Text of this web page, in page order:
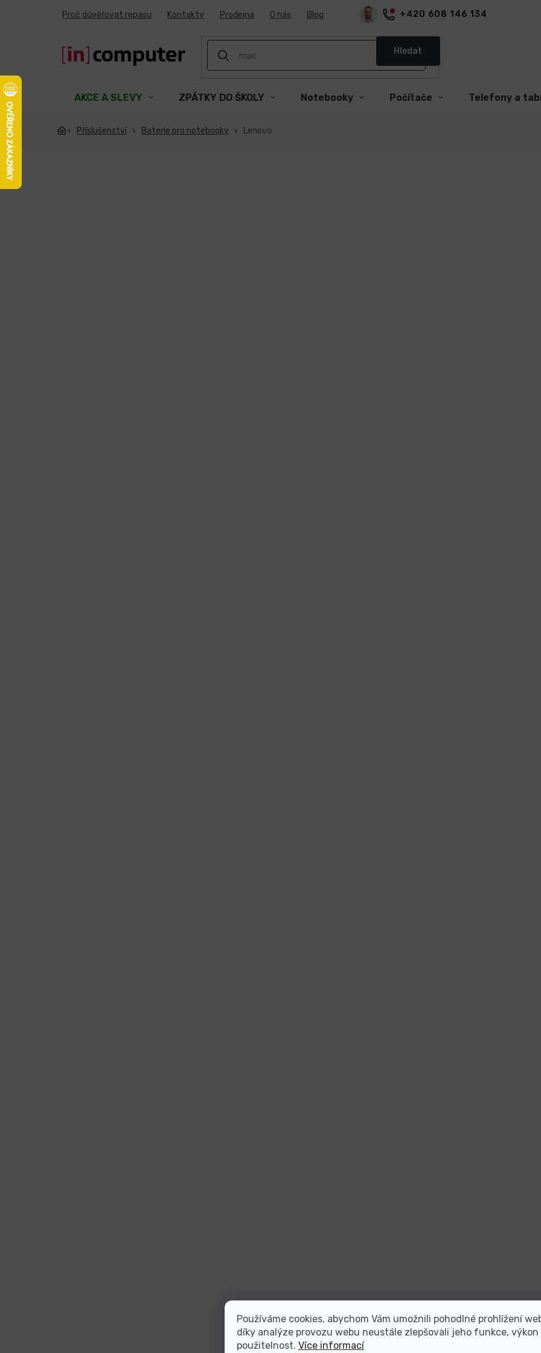
Používáme cookies, abychom Vám umožnili pohodlné prohlížení
díky analýze provozu webu neustále zlepšovali jeho funkce, výkon
použitelnost. Více informací
+420 608 146 134
Proč důvěřovat repasu Kontakty Prodejna O nás Blog
Hledat
AKCE A SLEVY ZPÁTKY DO ŠKOLY Notebooky Počítače Telefony a
Příslušenství Baterie pro notebooky Lenovo